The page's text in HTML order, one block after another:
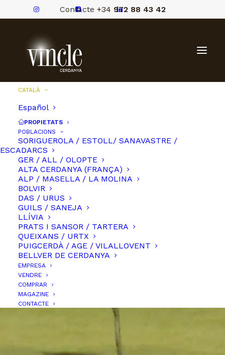
Contacte +34 972 88 43 42
CATALÀ
Español
PROPIETATS
POBLACIONS
SORIGUEROLA / ESTOLL/ SANAVASTRE /
ESCADARCS
GER / ALL / OLOPTE
ALTA CERDANYA (FRANÇA)
ALP / MASELLA / LA MOLINA
BOLVIR
DAS / URUS
GUILS / SANEJA
LLÍVIA
PRATS I SANSOR / TARTERA
QUEIXANS / URTX
PUIGCERDÀ / AGE / VILALLOVENT
BELLVER DE CERDANYA
EMPRESA
VENDRE
COMPRAR
MAGAZINE
CONTACTE
20 anys fent de la
Cerdanya,
la millor casa del món